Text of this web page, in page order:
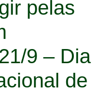
pelas
9 – Dia
de